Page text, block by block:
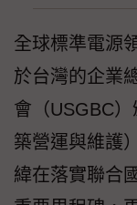
全球標準電源
於台灣的企業
會（USGBC
築營運與維護
緯在落實聯合